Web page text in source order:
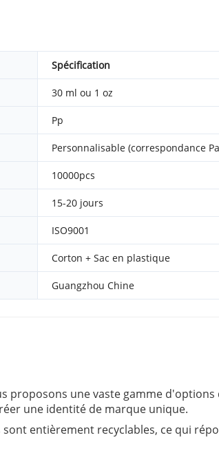
Spécification
30 ml ou 1 oz
Pp
Personnalisable (correspondance
10000pcs
15-20 jours
ISO9001
Corton + Sac en plastique
Guangzhou Chine
proposons une vaste gamme
une identité de marque unique.
sont entièrement recyclables, ce qui